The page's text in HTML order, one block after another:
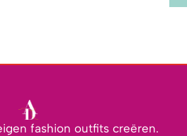
fashion outfits creëren.